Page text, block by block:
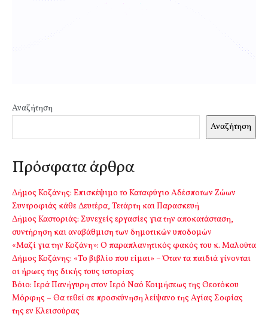
Αναζήτηση
Αναζήτηση
Πρόσφατα άρθρα
Δήμος Κοζάνης: Επισκέψιμο το Καταφύγιο Αδέσποτων Ζώων
Συντροφιάς κάθε Δευτέρα, Τετάρτη και Παρασκευή
Δήμος Καστοριάς: Συνεχείς εργασίες για την αποκατάσταση,
συντήρηση και αναβάθμιση των δημοτικών υποδομών
«Μαζί για την Κοζάνη»: Ο παραπλανητικός φακός του κ. Μαλούτα
Δήμος Κοζάνης: «Το βιβλίο που είμαι» – Όταν τα παιδιά γίνονται
οι ήρωες της δικής τους ιστορίας
Βόιο: Ιερά Πανήγυρη στον Ιερό Ναό Κοιμήσεως της Θεοτόκου
Μόρφης – Θα τεθεί σε προσκύνηση λείψανο της Αγίας Σοφίας
της εν Κλεισούρας